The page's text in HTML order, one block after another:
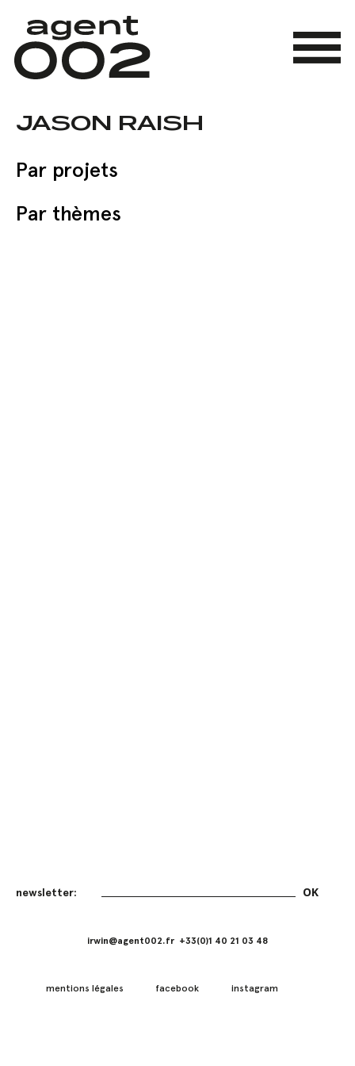
main
content
Menu
JASON RAISH
Par projets
Par thèmes
irwin@agent002.fr +33(0)1 40 21 03 48
mentions légales facebook instagram